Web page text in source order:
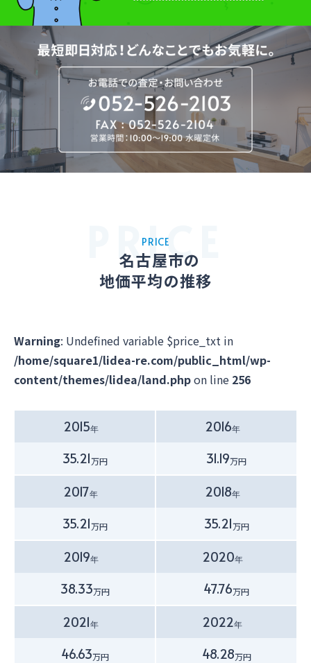
PRICE
名古屋市の
地価平均の推移
Warning: Undefined variable $price_txt in
/home/square1/lidea-re.com/public_html/wp-
content/themes/lidea/land.phpon line 256
2015年
35.21万円
2016年
31.19万円
2017年
35.21万円
2018年
35.21万円
2019年
38.33万円
2020年
47.76万円
2021年
46.63万円
2022年
48.28万円